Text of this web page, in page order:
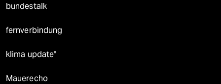
bundestalk
fernverbindung
klima update°
Mauerecho